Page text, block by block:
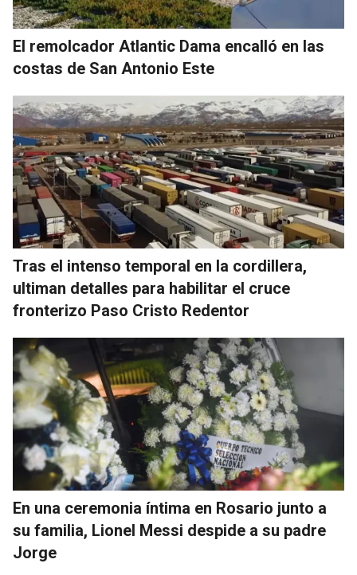
El remolcador Atlantic Dama encalló en las
costas de San Antonio Este
Tras el intenso temporal en la cordillera,
ultiman detalles para habilitar el cruce
fronterizo Paso Cristo Redentor
En una ceremonia íntima en Rosario junto a
su familia, Lionel Messi despide a su padre
Jorge